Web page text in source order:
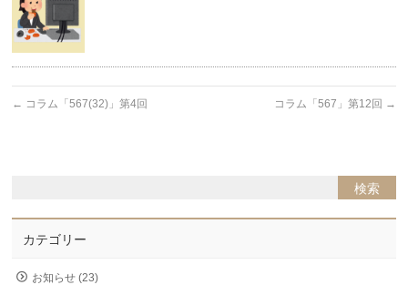
← コラム「567(32)」第4回 コラム「567」第12回 →
カテゴリー
お知らせ (23)